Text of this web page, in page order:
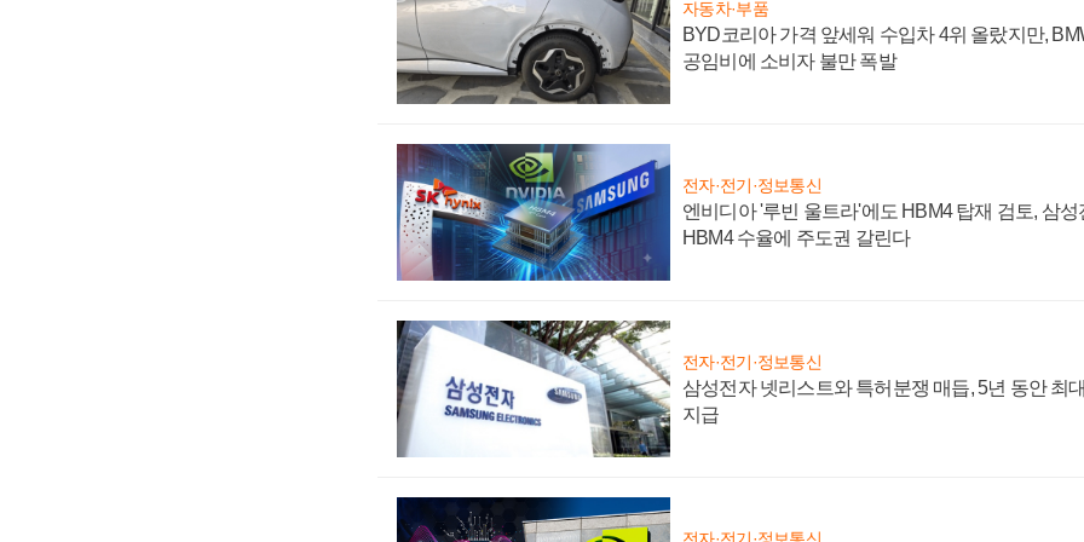
자동차·부품
BYD코리아 가격 앞세워 수입차 4위 올랐지만,
공임비에 소비자 불만 폭발
전자·전기·정보통신
엔비디아 '루빈 울트라'에도 HBM4 탑재 검토, 삼성
HBM4 수율에 주도권 갈린다
전자·전기·정보통신
삼성전자 넷리스트와 특허분쟁 매듭, 5년 동안 최
지급